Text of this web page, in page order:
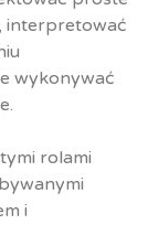
interpretować
wykonywać
rolami
i